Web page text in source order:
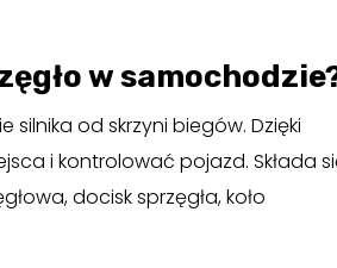
w
silnika od skrzyni biegów. Dzięki
i kontrolować pojazd. Składa
docisk sprzęgła, koło